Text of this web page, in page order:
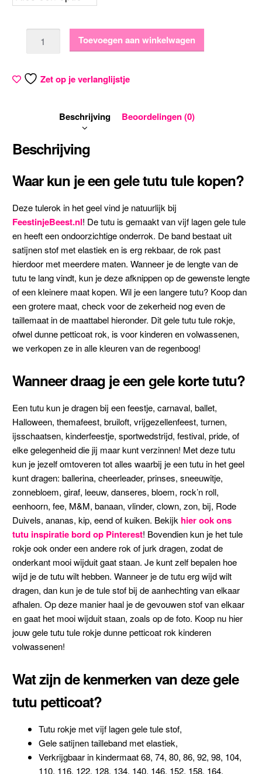
€16,95
Toevoegen aan winkelwagen
Zet op je verlanglijstje
Beschrijving Beoordelingen (0)
Beschrijving
Waar kun je een gele tutu tule kopen?
Deze tulerok in het geel vind je natuurlijk bij
FeestinjeBeest.nl! De tutu is gemaakt van vijf lagen gele tule
en heeft een ondoorzichtige onderrok. De band bestaat uit
satijnen stof met elastiek en is erg rekbaar, de rok past
hierdoor met meerdere maten. Wanneer je de lengte van de
tutu te lang vindt, kun je deze afknippen op de gewenste lengte
of een kleinere maat kopen. Wil je een langere tutu? Koop dan
een grotere maat, check voor de zekerheid nog even de
taillemaat in de maattabel hieronder. Dit gele tutu tule rokje,
ofwel dunne petticoat rok, is voor kinderen en volwassenen,
we verkopen ze in alle kleuren van de regenboog!
Wanneer draag je een gele korte tutu?
Een tutu kun je dragen bij een feestje, carnaval, ballet,
Halloween, themafeest, bruiloft, vrijgezellenfeest, turnen,
ijsschaatsen, kinderfeestje, sportwedstrijd, festival, pride, of
elke gelegenheid die jij maar kunt verzinnen! Met deze tutu
kun je jezelf omtoveren tot alles waarbij je een tutu in het geel
kunt dragen: ballerina, cheerleader, prinses, sneeuwitje,
zonnebloem, giraf, leeuw, danseres, bloem, rock’n roll,
eenhoorn, fee, M&M, banaan, vlinder, clown, zon, bij, Rode
Duivels, ananas, kip, eend of kuiken. Bekijk hier ook ons
tutu inspiratie bord op Pinterest! Bovendien kun je het tule
rokje ook onder een andere rok of jurk dragen, zodat de
onderkant mooi wijduit gaat staan. Je kunt zelf bepalen hoe
wijd je de tutu wilt hebben. Wanneer je de tutu erg wijd wilt
dragen, dan kun je de tule stof bij de aanhechting van elkaar
afhalen. Op deze manier haal je de gevouwen stof van elkaar
en gaat het mooi wijduit staan, zoals op de foto. Koop nu hier
jouw gele tutu tule rokje dunne petticoat rok kinderen
volwassenen!
Wat zijn de kenmerken van deze gele
tutu petticoat?
Tutu rokje met vijf lagen gele tule stof,
Gele satijnen tailleband met elastiek,
Verkrijgbaar in kindermaat 68, 74, 80, 86, 92, 98, 104,
110, 116, 122, 128, 134, 140, 146, 152, 158, 164,